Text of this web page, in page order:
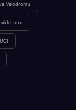
Velodromu
turu
UCI